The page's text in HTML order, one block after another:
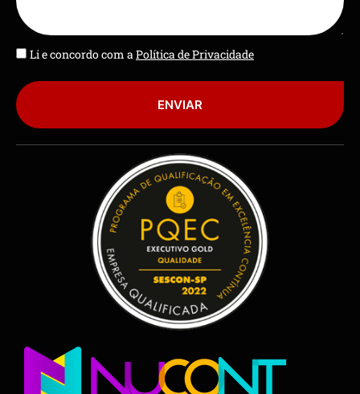
Li e concordo com aPolítica de Privacidade
ENVIAR